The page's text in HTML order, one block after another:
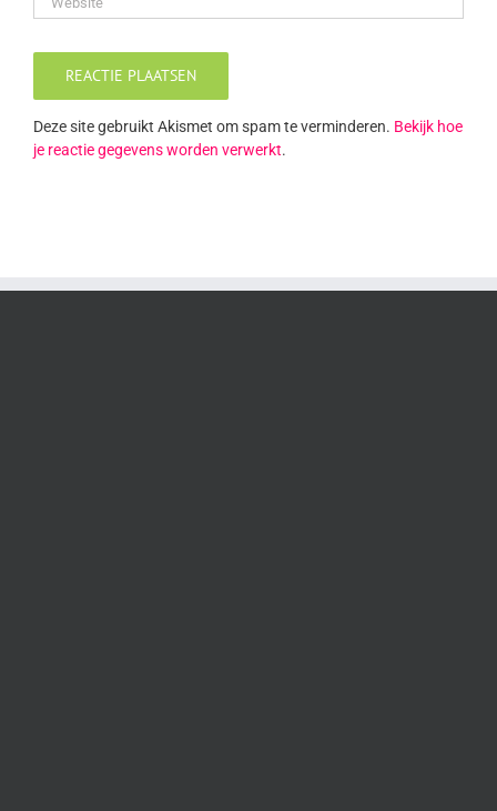
Deze site gebruikt Akismet om spam te verminderen. Bekijk hoe
je reactie gegevens worden verwerkt.